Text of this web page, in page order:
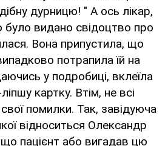
дурницю! " А ось лікар,
було видано свідоцтво про
Вона припустила, що
потрапила їй на
у подробиці, вклеїла
картку. Втім, не всі
помилки. Так, завідуюча
відноситься Олександр
пацієнт або вигадав цю